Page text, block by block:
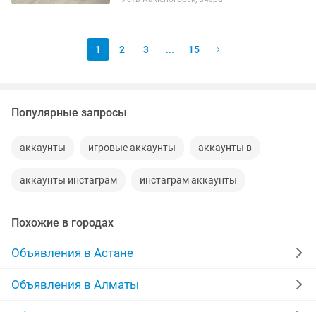
1 2 3 ... 15
Популярные запросы
аккаунты игровые аккаунты аккаунты в
аккаунты инстаграм инстаграм аккаунты
Похожие в городах
Объявления в Астане
Объявления в Алматы